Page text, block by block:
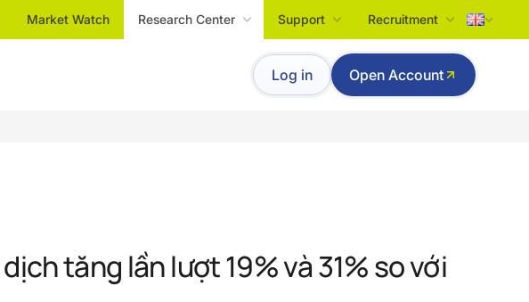
Market Watch Research Center Support Recruitment
Tiếng Việt
English
Log in Open Account
tăng lần lượt 19% và 31% so với